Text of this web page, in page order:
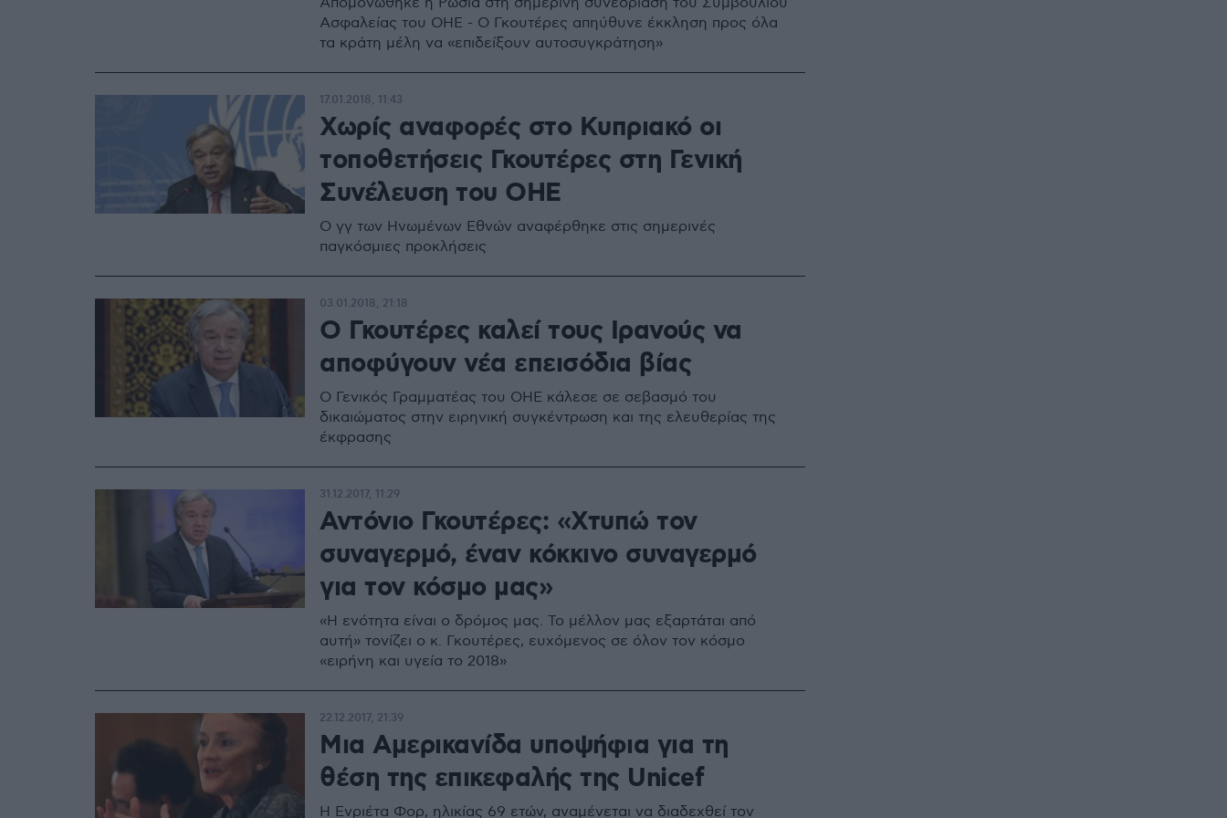
Ασφαλείας του ΟΗΕ - Ο Γκουτέρες απηύθυνε έκκληση προς όλα
τα κράτη μέλη να «επιδείξουν αυτοσυγκράτηση»
Χωρίς αναφορές στο Kυπριακό οι
τοποθετήσεις Γκουτέρες στη Γενική
Συνέλευση του ΟΗΕ
Ο γγ των Ηνωμένων Εθνών αναφέρθηκε στις σημερινές
παγκόσμιες προκλήσεις
17.01.2018, 11:43
Ο Γκουτέρες καλεί τους Ιρανούς να
αποφύγουν νέα επεισόδια βίας
Ο Γενικός Γραμματέας του ΟΗΕ κάλεσε σε σεβασμό του
δικαιώματος στην ειρηνική συγκέντρωση και της ελευθερίας της
έκφρασης
03.01.2018, 21:18
Αντόνιο Γκουτέρες: «Χτυπώ τον
συναγερμό, έναν κόκκινο συναγερμό
για τον κόσμο μας»
«Η ενότητα είναι ο δρόμος μας. Το μέλλον μας εξαρτάται από
αυτή» τονίζει ο κ. Γκουτέρες, ευχόμενος σε όλον τον κόσμο
«ειρήνη και υγεία το 2018»
31.12.2017, 11:29
Μια Αμερικανίδα υποψήφια για τη
θέση της επικεφαλής της Unicef
Η Ενριέτα Φορ, ηλικίας 69 ετών, αναμένεται να διαδεχθεί τον
22.12.2017, 21:39